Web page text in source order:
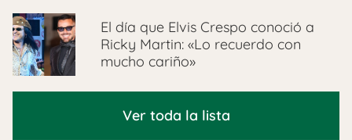
El día que Elvis Crespo conoció a
Ricky Martin: «Lo recuerdo con
mucho cariño»
Ver toda la lista